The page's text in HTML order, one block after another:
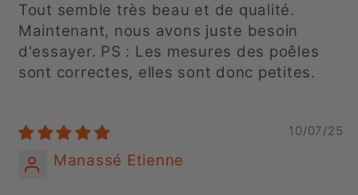
Tout semble très beau et de qualité.
Maintenant, nous avons juste besoin
d'essayer. PS : Les mesures des poêles
sont correctes, elles sont donc petites.
10/07/25
Manassé Etienne